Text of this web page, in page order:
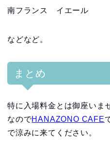
南フランス イエール
などなど。
まとめ
特に入場料金とは御座いま
なのでHANAZONO CAFE
で涼みに来てください。